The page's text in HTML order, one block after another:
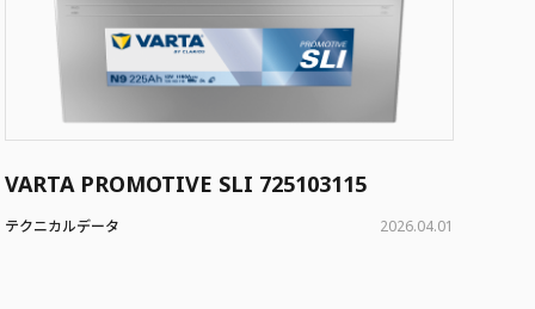
VARTA PROMOTIVE SLI 725103115
テクニカルデータ 2026.04.01